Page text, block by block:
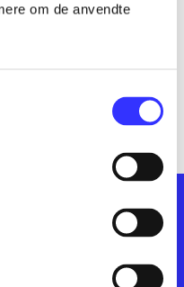
om de anvendte